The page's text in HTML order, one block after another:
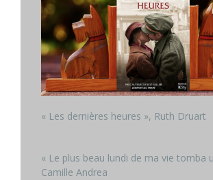
« Les dernières heures », Ruth Druart
« Le plus beau lundi de ma vie tomba
Camille Andrea